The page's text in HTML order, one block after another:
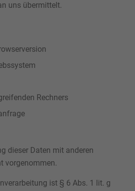
uns übermittelt.
Rechners
dieser Daten mit anderen
vorgenommen.
ist § 6 Abs. 1 lit. g